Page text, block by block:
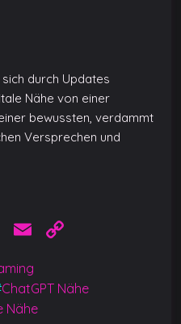
durch Updates
Nähe von einer
bewussten, verdammt
Versprechen und
Bl
o
g
g
E
ai
l
p
ChatGPT Nähe
Nähe